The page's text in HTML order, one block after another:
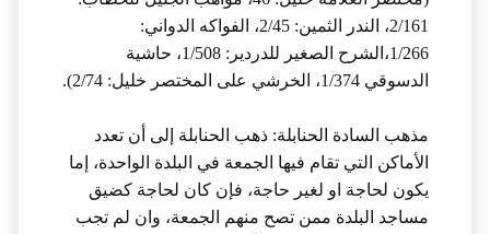
2/161، الندر الثمين: 2/45، الفواكه الدواني:
1/266،الشرح الصغير للدردير: 1/508، حاشية
الدسوقي 1/374، الخرشي على المختصر خليل: 2/74).
مذهب السادة الحنابلة: ذهب الحنابلة إلى أن تعدد
الأماكن التي تقام فيها الجمعة في البلدة الواحدة، إما
يكون لحاجة او لغير حاجة، فإن كان لحاجة كضيق
مساجد البلدة ممن تصح منهم الجمعة، وان لم تجب